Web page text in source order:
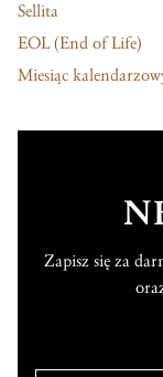
Sellita
EOL (End of Life)
Miesiąc
Zapisz się za